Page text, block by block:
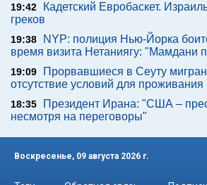
19:42
Кадетский Евробаскет.
греков
19:38
NYP: полиция Нью-Йорка
время визита Нетаниягу: "Мамдани
19:09
Прорвавшиеся в Сеуту
отсутствие условий для проживания
18:35
Президент Ирана: "США –
несмотря на переговоры"
Воскресенье, 09 августа 2026 г.